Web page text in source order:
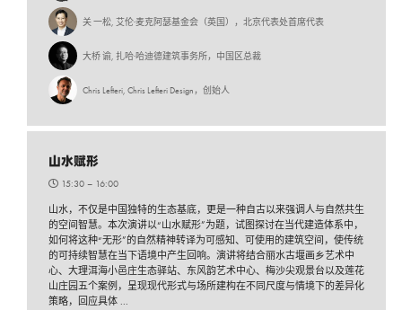
关 一松, 艾伦·麦克阿瑟基金会（英国），北京代表处首席代表
大桥 谕, 扎哈·哈迪德建筑事务所，中国区总裁
Chris Lefteri, Chris Lefteri Design，创始人
山水赋形
15:30 – 16:00
山水，不仅是中国独特的生态基底，更是一种自古以来强调人与自然共生
的空间智慧。本次演讲以“山水赋形”为题，试图探讨在当代建造体系中，
如何将这种“无形”的自然精神转译为可感知、可使用的建筑空间，使传统
的可持续智慧在当下语境中产生回响。演讲将结合丽水古堰画乡艺术中
心、大理洱海小邑庄生态驿站、东风韵艺术中心、梅沙尖观景台以及莲花
山庄园五个案例，呈现现代形式与场所建构在不同尺度与情境下的差异化
策略，回应具体 ...